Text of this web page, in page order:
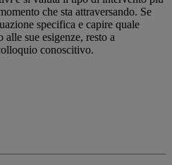
che sta attraversando. Se
specifica e capire quale
alle sue esigenze, resto a
conoscitivo.